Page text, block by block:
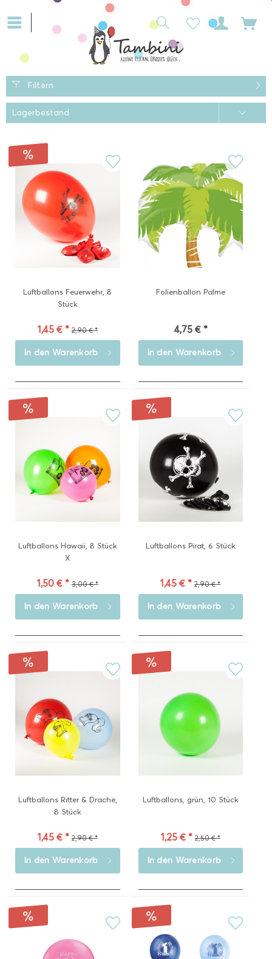
Filtern
Luftballons Feuerwehr, 8
Stück
1,45 € * 2,90 € *
In den Warenkorb
Folienballon Palme
4,75 € *
In den Warenkorb
Luftballons Hawaii, 8 Stück
X
1,50 € * 3,00 € *
In den Warenkorb
Luftballons Pirat, 6 Stück
1,45 € * 2,90 € *
In den Warenkorb
Luftballons Ritter & Drache,
8 Stück
1,45 € * 2,90 € *
In den Warenkorb
Luftballons, grün, 10 Stück
1,25 € * 2,50 € *
In den Warenkorb